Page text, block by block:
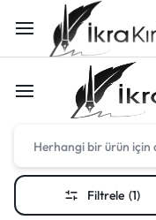
Filtrele (1)